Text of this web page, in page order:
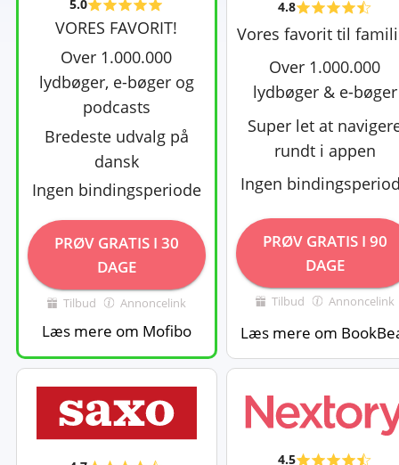
4.8
Vores favorit til
Over 1.000.000
lydbøger & e-bøger
Super let at
rundt i appen
Ingen
PRØV GRATIS I 90
DAGE
Tilbud Annoncelink
Læs mere om
5.0
VORES FAVORIT!
Over 1.000.000
lydbøger, e-bøger og
podcasts
Bredeste udvalg på
dansk
Ingen bindingsperiode
PRØV GRATIS I 30
DAGE
Tilbud Annoncelink
Læs mere om Mofibo
4.5